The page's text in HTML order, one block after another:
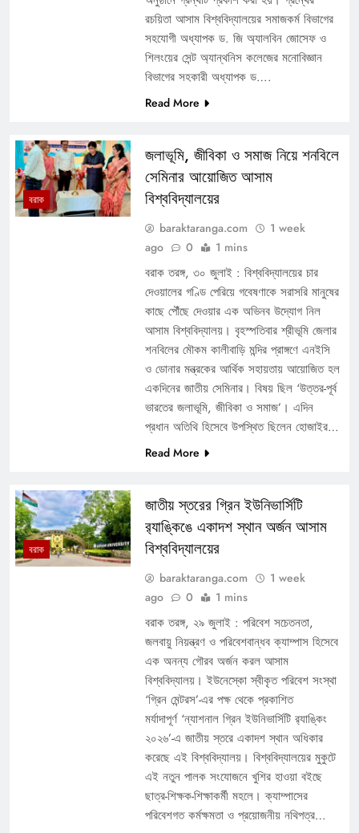
রচয়িতা আসাম বিশ্ববিদ্যালয়ের সমাজকর্ম বিভাগের
সহযোগী অধ্যাপক ড. জি অ্যালবিন জোসেফ ও
শিলংয়ের সেন্ট অ্যান্থনিস কলেজের মনোবিজ্ঞান
বিভাগের সহকারী অধ্যাপক ড….
Read More
বরাক
জলাভূমি, জীবিকা ও সমাজ নিয়ে শনবিলে
সেমিনার আয়োজিত আসাম
বিশ্ববিদ্যালয়ের
baraktaranga.com
1 week
ago
0 1 mins
বরাক তরঙ্গ, ৩০ জুলাই : বিশ্ববিদ্যালয়ের চার
দেওয়ালের গণ্ডি পেরিয়ে গবেষণাকে সরাসরি মানুষের
কাছে পৌঁছে দেওয়ার এক অভিনব উদ্যোগ নিল
আসাম বিশ্ববিদ্যালয়। বৃহস্পতিবার শ্রীভূমি জেলার
শনবিলের মৌকম কালীবাড়ি মন্দির প্রাঙ্গণে এনইসি
ও ডোনার মন্ত্রকের আর্থিক সহায়তায় আয়োজিত হল
একদিনের জাতীয় সেমিনার। বিষয় ছিল ‘উত্তর-পূর্ব
ভারতের জলাভূমি, জীবিকা ও সমাজ’। এদিন
প্রধান অতিথি হিসেবে উপস্থিত ছিলেন হোজাইর…
Read More
বরাক
জাতীয় স্তরের গ্রিন ইউনিভার্সিটি
র‍্যাঙ্কিঙে একাদশ স্থান অর্জন আসাম
বিশ্ববিদ্যালয়ের
baraktaranga.com
1 week
ago
0 1 mins
বরাক তরঙ্গ, ২৯ জুলাই : পরিবেশ সচেতনতা,
জলবায়ু নিয়ন্ত্রণ ও পরিবেশবান্ধব ক্যাম্পাস হিসেবে
এক অনন্য গৌরব অর্জন করল আসাম
বিশ্ববিদ্যালয়। ইউনেস্কো স্বীকৃত পরিবেশ সংস্থা
‘গ্রিন মেন্টরস’-এর পক্ষ থেকে প্রকাশিত
মর্যাদাপূর্ণ ‘ন্যাশনাল গ্রিন ইউনিভার্সিটি র‍্যাঙ্কিং
২০২৬’-এ জাতীয় স্তরে একাদশ স্থান অধিকার
করেছে এই বিশ্ববিদ্যালয়। বিশ্ববিদ্যালয়ের মুকুটে
এই নতুন পালক সংযোজনে খুশির হাওয়া বইছে
ছাত্র-শিক্ষক-শিক্ষাকর্মী মহলে। ক্যাম্পাসের
পরিবেশগত কর্মক্ষমতা ও প্রয়োজনীয় নথিপত্র…